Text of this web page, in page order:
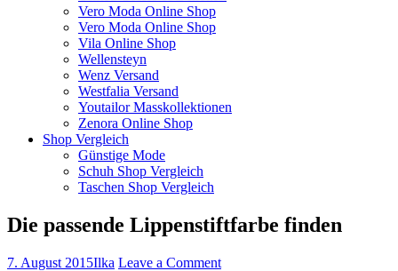
Vero Moda Online Shop
Vero Moda Online Shop
Vila Online Shop
Wellensteyn
Wenz Versand
Westfalia Versand
Youtailor Masskollektionen
Zenora Online Shop
Shop Vergleich
Günstige Mode
Schuh Shop Vergleich
Taschen Shop Vergleich
Die passende Lippenstiftfarbe finden
7. August 2015Ilka Leave a Comment